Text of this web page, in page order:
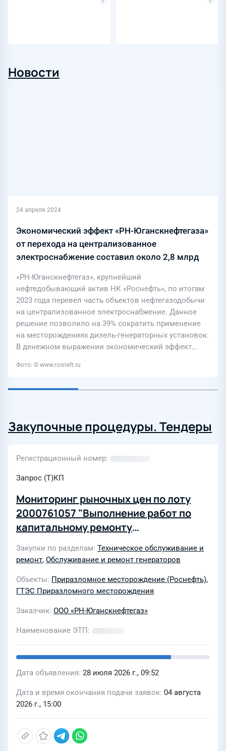
Новости
24 апреля 2024
Экономический эффект «РН-Юганскнефтегаза»
от перехода на централизованное
электроснабжение составил около 2,8 млрд
«РН-Юганскнефтегаз», крупнейший
нефтедобывающий актив НК «Роснефть», по итогам
2023 года перевел часть объектов нефтегазодобычи
на централизованное электроснабжение. Данное
решение позволило на 39% сократить применение
на месторождениях дизель-генераторных установок.
В денежном выражении экономический эффект…
Фото: © www.rosneft.ru
Закупочные процедуры. Тендеры
Регистрационный номер
Запрос (Т)КП
Мониторинг рыночных цен по лоту
2000761057 "Выполнение работ по
капитальному ремонту
турбогенераторов ТК-4-2 РУХЛ3 ЭСН
Приразломная"
Закупки по разделам Техническое обслуживание и
ремонт, Обслуживание и ремонт генераторов
Объекты Приразломное месторождение (Роснефть),
ГТЭС Приразломного месторождения
Заказчик ООО «РН-Юганскнефтегаз»
Наименование ЭТП
Дата объявления 28 июля 2026 г., 09:52
Дата и время окончания подачи заявок 04 августа
2026 г., 15:00